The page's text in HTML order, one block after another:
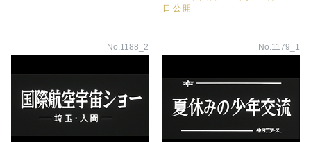
日公開
No.1188_2 No.1179_1